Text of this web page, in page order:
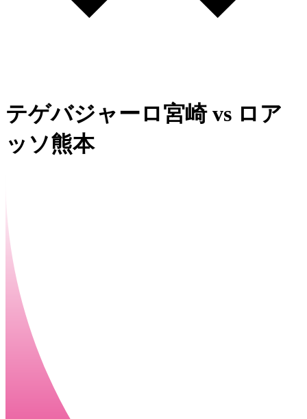
テゲバジャーロ宮崎vs ロア
ッソ熊本